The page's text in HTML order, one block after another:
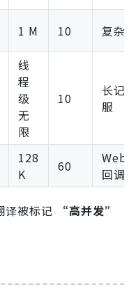
1 M 10 复杂
线
程
级
无
限
10
长记
服
128
K
60
回调
译被标记
“高并发”